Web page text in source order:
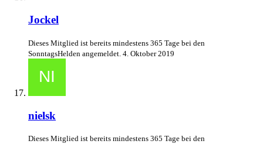
Jockel
Dieses Mitglied ist bereits mindestens 365 Tage bei den
SonntagsHelden angemeldet. 4. Oktober 2019
nielsk
Dieses Mitglied ist bereits mindestens 365 Tage bei den